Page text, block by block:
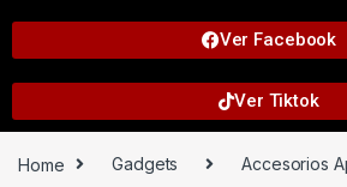
Ver Facebook
Ver Tiktok
Home Gadgets Accesorios